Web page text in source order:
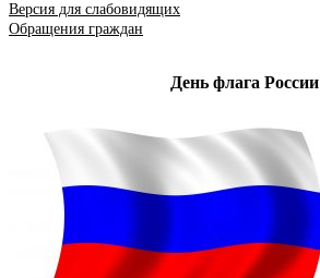
Версия для слабовидящих
Обращения граждан
День флага России